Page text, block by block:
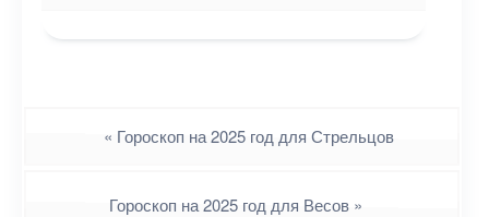
« Гороскоп на 2025 год для Стрельцов
Гороскоп на 2025 год для Весов »